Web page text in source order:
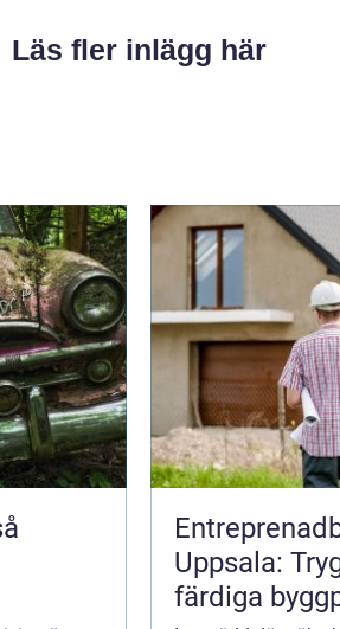
Läs fler inlägg här
Uppsala:
färdiga